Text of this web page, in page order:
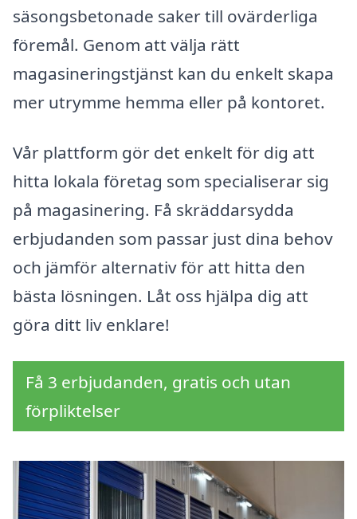
säsongsbetonade saker till ovärderliga
föremål. Genom att välja rätt
magasineringstjänst kan du enkelt skapa
mer utrymme hemma eller på kontoret.
Vår plattform gör det enkelt för dig att
hitta lokala företag som specialiserar sig
på magasinering. Få skräddarsydda
erbjudanden som passar just dina behov
och jämför alternativ för att hitta den
bästa lösningen. Låt oss hjälpa dig att
göra ditt liv enklare!
Få 3 erbjudanden, gratis och utan
förpliktelser